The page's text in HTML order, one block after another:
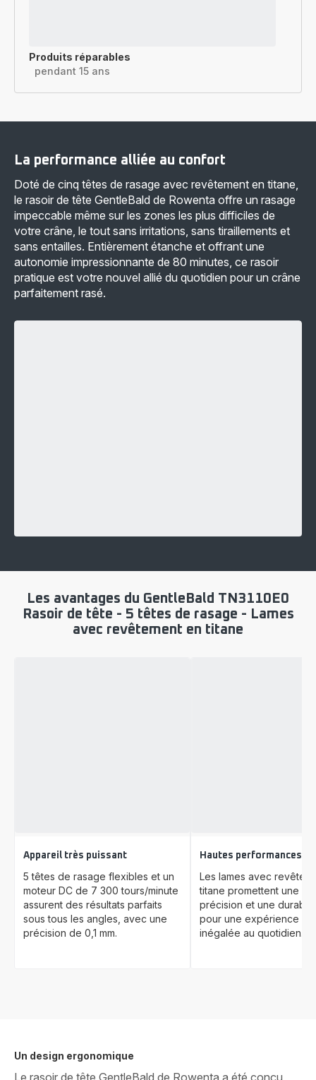
Produits réparables
pendant 15 ans
La performance alliée au confort
Doté de cinq têtes de rasage avec revêtement en titane,
le rasoir de tête GentleBald de Rowenta offre un rasage
impeccable même sur les zones les plus difficiles de
votre crâne, le tout sans irritations, sans tiraillements et
sans entailles. Entièrement étanche et offrant une
autonomie impressionnante de 80 minutes, ce rasoir
pratique est votre nouvel allié du quotidien pour un crâne
parfaitement rasé.
Les avantages du GentleBald TN3110E0
Rasoir de tête - 5 têtes de rasage - Lames
avec revêtement en titane
Appareil très puissant
5 têtes de rasage flexibles et un
moteur DC de 7 300 tours/minute
assurent des résultats parfaits
sous tous les angles, avec une
précision de 0,1 mm.
Hautes performances
Les lames avec
titane promettent une
précision et une
pour une expérience
inégalée au quotidien.
Un design ergonomique
Le rasoir de tête GentleBald de Rowenta a été conçu